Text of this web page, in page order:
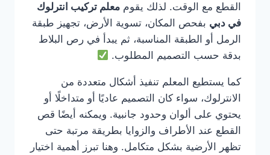
القطع مع الوقت. لذلك يقوم معلم تركيب انترلوك
في دبي بفحص المكان، تسوية الأرض، تجهيز طبقة
الرمل أو الطبقة المناسبة، ثم يبدأ في رص البلاط
بدقة حسب التصميم المطلوب.
كما يستطيع المعلم تنفيذ أشكال متعددة من
الانترلوك، سواء كان التصميم عاديًا أو متداخلًا أو
يحتوي على ألوان وحدود جانبية. ويمكنه أيضًا قص
القطع عند الأطراف والزوايا بطريقة مرتبة حتى
تظهر الأرضية بشكل متكامل. وهنا تبرز أهمية اختيار